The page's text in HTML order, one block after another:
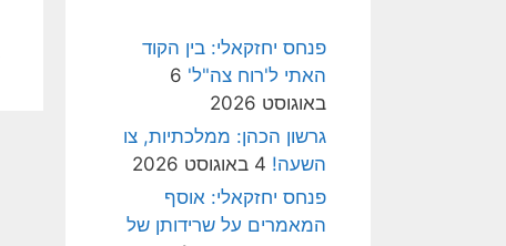
פנחס יחזקאלי: בין הקוד
האתי ל'רוח צה"ל' 6
באוגוסט 2026
גרשון הכהן: ממלכתיות, צו
השעה! 4 באוגוסט 2026
פנחס יחזקאלי: אוסף
המאמרים על שרידותן של